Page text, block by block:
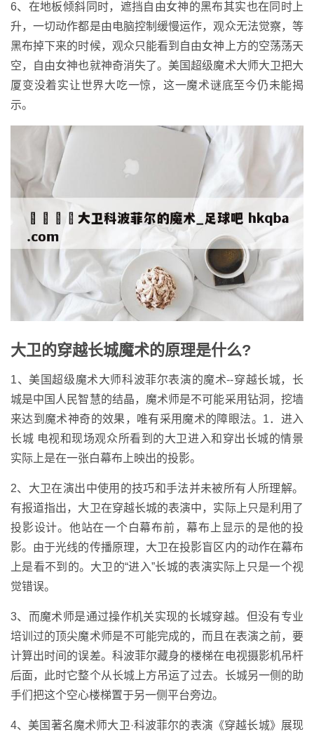
6、在地板倾斜同时，遮挡自由女神的黑布其实也在同时上
升，一切动作都是由电脑控制缓慢运作，观众无法觉察，等
黑布掉下来的时候，观众只能看到自由女神上方的空荡荡天
空，自由女神也就神奇消失了。美国超级魔术大师大卫把大
厦变没着实让世界大吃一惊，这一魔术谜底至今仍未能揭
示。
大卫的穿越长城魔术的原理是什么?
1、美国超级魔术大师科波菲尔表演的魔术--穿越长城，长
城是中国人民智慧的结晶，魔术师是不可能采用钻洞，挖墙
来达到魔术神奇的效果，唯有采用魔术的障眼法。1．进入
长城 电视和现场观众所看到的大卫进入和穿出长城的情景
实际上是在一张白幕布上映出的投影。
2、大卫在演出中使用的技巧和手法并未被所有人所理解。
有报道指出，大卫在穿越长城的表演中，实际上只是利用了
投影设计。他站在一个白幕布前，幕布上显示的是他的投
影。由于光线的传播原理，大卫在投影盲区内的动作在幕布
上是看不到的。大卫的“进入”长城的表演实际上只是一个视
觉错误。
3、而魔术师是通过操作机关实现的长城穿越。但没有专业
培训过的顶尖魔术师是不可能完成的，而且在表演之前，要
计算出时间的误差。科波菲尔藏身的楼梯在电视摄影机吊杆
后面，此时它整个从长城上方吊运了过去。长城另一侧的助
手们把这个空心楼梯置于另一侧平台旁边。
4、美国著名魔术师大卫·科波菲尔的表演《穿越长城》展现